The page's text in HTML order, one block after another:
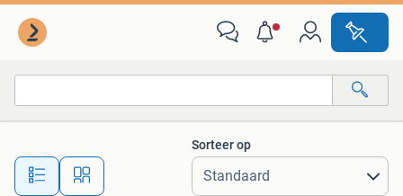
Alle afstanden…
Sorteer op